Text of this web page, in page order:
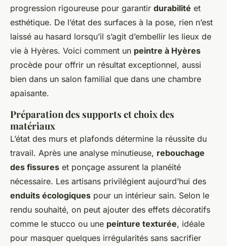
progression rigoureuse pour garantir durabilité et
esthétique. De l’état des surfaces à la pose, rien n’est
laissé au hasard lorsqu’il s’agit d’embellir les lieux de
vie à Hyères. Voici comment un peintre à Hyères
procède pour offrir un résultat exceptionnel, aussi
bien dans un salon familial que dans une chambre
apaisante.
Préparation des supports et choix des
matériaux
L’état des murs et plafonds détermine la réussite du
travail. Après une analyse minutieuse, rebouchage
des fissures et ponçage assurent la planéité
nécessaire. Les artisans privilégient aujourd’hui des
enduits écologiques pour un intérieur sain. Selon le
rendu souhaité, on peut ajouter des effets décoratifs
comme le stucco ou une peinture texturée, idéale
pour masquer quelques irrégularités sans sacrifier